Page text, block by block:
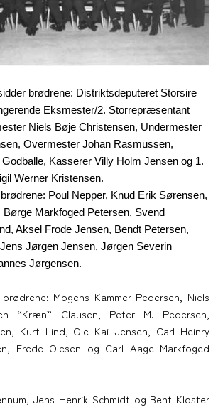
brødrene: Distriktsdeputeret Storsire
Eksmester/2. Storrepræsentant
Niels Bøje Christensen, Undermester
Overmester Johan Rasmussen,
Kasserer Villy Holm Jensen og 1.
Werner Kristensen.
brødrene: Poul Nepper, Knud Erik Sørensen,
Markfoged Petersen, Svend
Aksel Frode Jensen, Bendt Petersen,
Jørgen Jensen, Jørgen Severin
Jørgensen.
Mogens Kammer Pedersen, Niels
“Kræn” Clausen, Peter M. Pedersen,
Kurt Lind, Ole Kai Jensen, Carl Heinry
Frede Olesen og Carl Aage Markfoged
Jens Henrik Schmidt og Bent Kloster